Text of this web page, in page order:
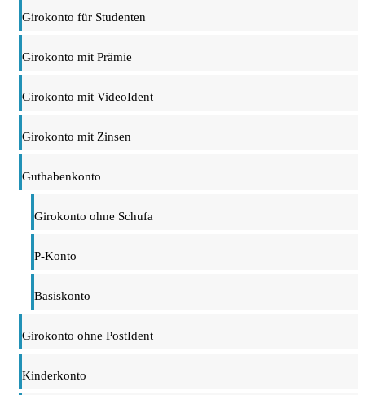
Girokonto für Studenten
Girokonto mit Prämie
Girokonto mit VideoIdent
Girokonto mit Zinsen
Guthabenkonto
Girokonto ohne Schufa
P-Konto
Basiskonto
Girokonto ohne PostIdent
Kinderkonto